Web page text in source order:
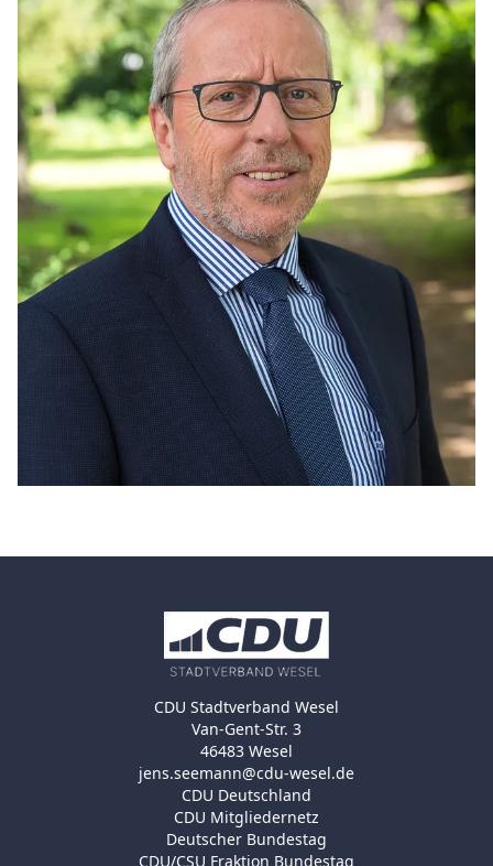
CDU Stadtverband Wesel
Van-Gent-Str. 3
46483 Wesel
jens.seemann@cdu-wesel.de
CDU Deutschland
CDU Mitgliedernetz
Deutscher Bundestag
CDU/CSU Fraktion Bundestag